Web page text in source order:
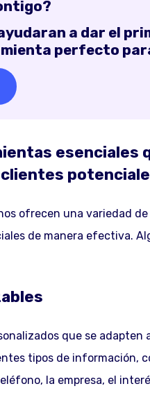
a dar el
perfecto
esenciales
ofrecen una variedad
de manera efectiva.
que se adapten
tipos de información,
la empresa, el